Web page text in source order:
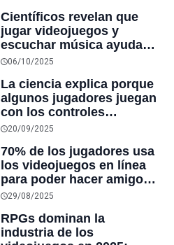
“quizá yo también debería
hacerlo”
Científicos revelan que
jugar videojuegos y
escuchar música ayuda a
frenar el envejecimiento
06/10/2025
La ciencia explica porque
algunos jugadores juegan
con los controles
invertidos: todo es
20/09/2025
70% de los jugadores usa
los videojuegos en línea
para poder hacer amigos:
“unirse para conquistar
partes más gratificantes”
29/08/2025
RPGs dominan la
industria de los